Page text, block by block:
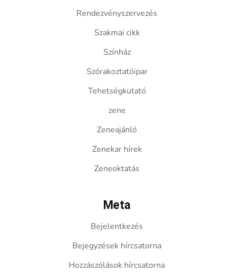
Rendezvényszervezés
Szakmai cikk
Színház
Szórakoztatóipar
Tehetségkutató
zene
Zeneajánló
Zenekar hírek
Zeneoktatás
Meta
Bejelentkezés
Bejegyzések hírcsatorna
Hozzászólások hírcsatorna